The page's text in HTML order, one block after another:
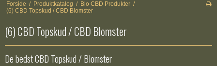
Forside / Produktkatalog / Bio CBD Produkter /
(6) CBD Topskud / CBD Blomster
(6) CBD Topskud / CBD Blomster
De bedst CBD Topskud / Blomster